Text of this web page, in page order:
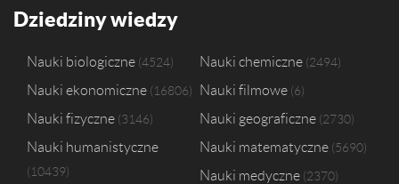
Uniwersytet Przyrodniczy we Wrocławiu
Śląski Uniwersytet Medyczny w Katowicach
Dziedziny wiedzy
Nauki biologiczne 4524 Nauki chemiczne 2494
Nauki ekonomiczne 16806 Nauki filmowe 6
Nauki fizyczne 3146 Nauki geograficzne 2730
Nauki humanistyczne
10439
Nauki matematyczne 5690
Nauki medyczne 2370